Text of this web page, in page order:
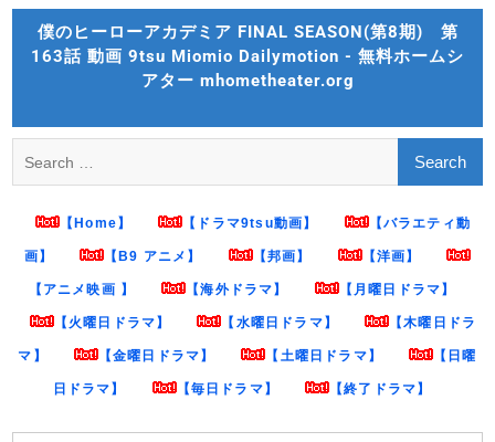
Skip
content
僕のヒーローアカデミア FINAL SEASON(第8期) 第
163話 動画 9tsu Miomio Dailymotion - 無料ホームシ
アター mhometheater.org
for:
【Home】 【ドラマ9tsu動画】 【バラエティ動
画】 【B9 アニメ】 【邦画】 【洋画】
【アニメ映画 】 【海外ドラマ】 【月曜日ドラマ】
【火曜日ドラマ】 【水曜日ドラマ】 【木曜日ドラ
マ】 【金曜日ドラマ】 【土曜日ドラマ】 【日曜
日ドラマ】 【毎日ドラマ】 【終了ドラマ】